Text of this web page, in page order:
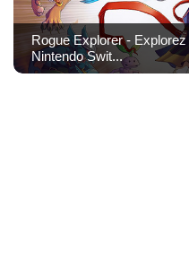
Rogue Explorer -
Nintendo Swit...